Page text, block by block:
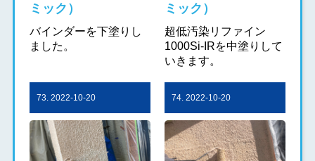
ミック）
バインダーを下塗りし
ました。
ミック）
超低汚染リファイン
1000Si-IRを中塗りして
いきます。
73. 2022-10-20 74. 2022-10-20